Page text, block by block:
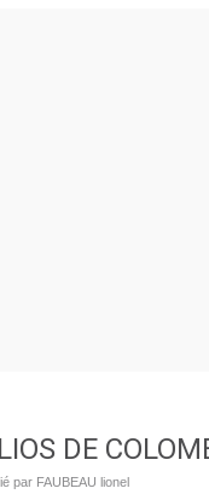
DE
par FAUBEAU lionel